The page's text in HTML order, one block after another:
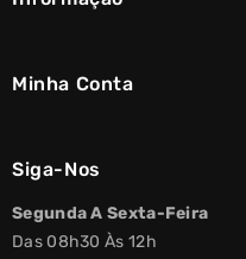
Minha Conta
Siga-Nos
Segunda A Sexta-Feira
Das 08h30 Às 12h